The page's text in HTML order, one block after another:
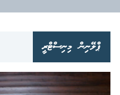
ޕްލޭނިން މިނިސްޓްރީ